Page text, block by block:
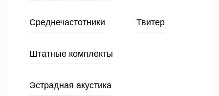
Среднечастотники Твитер
Штатные комплекты
Эстрадная акустика